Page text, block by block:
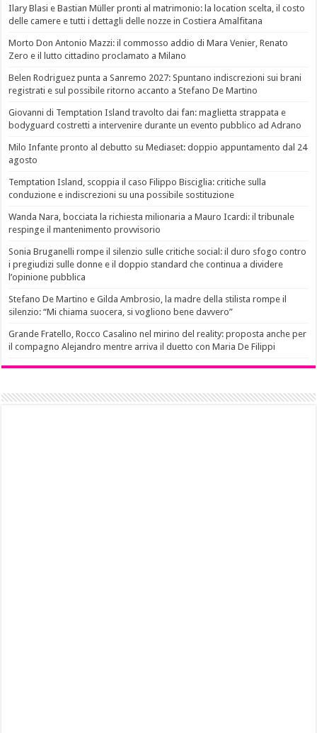
Ilary Blasi e Bastian Müller pronti al matrimonio: la location scelta, il costo
delle camere e tutti i dettagli delle nozze in Costiera Amalfitana
Morto Don Antonio Mazzi: il commosso addio di Mara Venier, Renato
Zero e il lutto cittadino proclamato a Milano
Belen Rodriguez punta a Sanremo 2027: Spuntano indiscrezioni sui brani
registrati e sul possibile ritorno accanto a Stefano De Martino
Giovanni di Temptation Island travolto dai fan: maglietta strappata e
bodyguard costretti a intervenire durante un evento pubblico ad Adrano
Milo Infante pronto al debutto su Mediaset: doppio appuntamento dal 24
agosto
Temptation Island, scoppia il caso Filippo Bisciglia: critiche sulla
conduzione e indiscrezioni su una possibile sostituzione
Wanda Nara, bocciata la richiesta milionaria a Mauro Icardi: il tribunale
respinge il mantenimento provvisorio
Sonia Bruganelli rompe il silenzio sulle critiche social: il duro sfogo contro
i pregiudizi sulle donne e il doppio standard che continua a dividere
l’opinione pubblica
Stefano De Martino e Gilda Ambrosio, la madre della stilista rompe il
silenzio: “Mi chiama suocera, si vogliono bene davvero”
Grande Fratello, Rocco Casalino nel mirino del reality: proposta anche per
il compagno Alejandro mentre arriva il duetto con Maria De Filippi